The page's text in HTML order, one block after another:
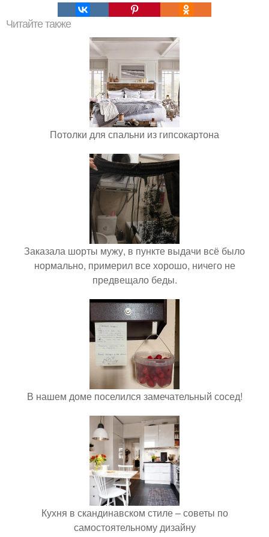
Читайте также
Потолки для спальни из гипсокартона
Заказала шорты мужу, в пункте выдачи всё было
нормально, примерил все хорошо, ничего не
предвещало беды.
В нашем доме поселился замечательный сосед!
Кухня в скандинавском стиле – советы по
самостоятельному дизайну